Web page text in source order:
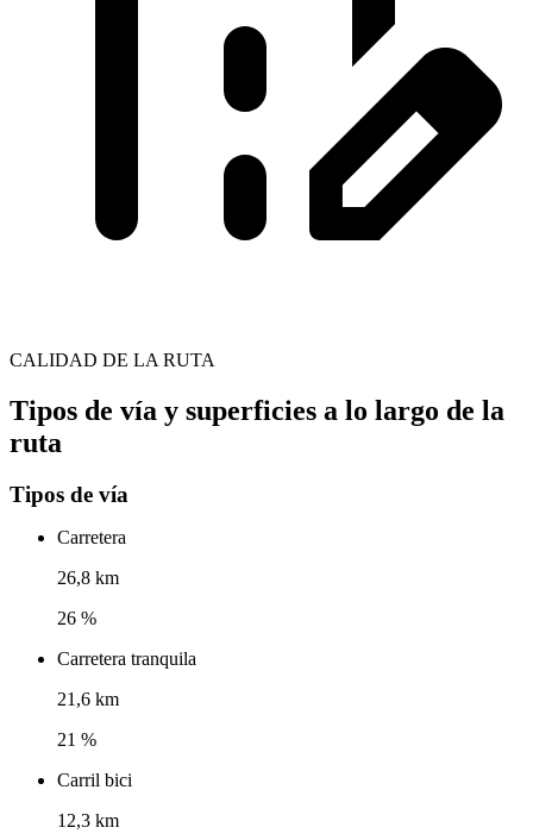
CALIDAD DE LA RUTA
Tipos de vía y superficies a lo largo de la
ruta
Tipos de vía
Carretera
26,8 km
26 %
Carretera tranquila
21,6 km
21 %
Carril bici
12,3 km